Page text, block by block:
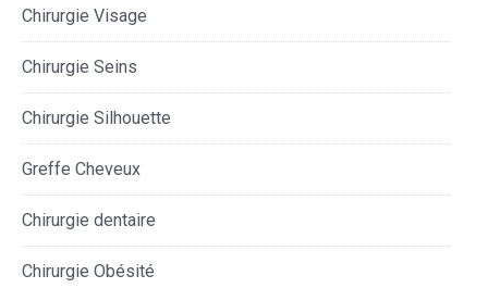
Chirurgie Visage
Chirurgie Seins
Chirurgie Silhouette
Greffe Cheveux
Chirurgie dentaire
Chirurgie Obésité